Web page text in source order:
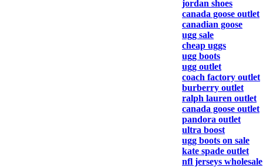
jordan shoes
canada goose outlet
canadian goose
ugg sale
cheap uggs
ugg boots
ugg outlet
coach factory outlet
burberry outlet
ralph lauren outlet
canada goose outlet
pandora outlet
ultra boost
ugg boots on sale
kate spade outlet
nfl jerseys wholesale